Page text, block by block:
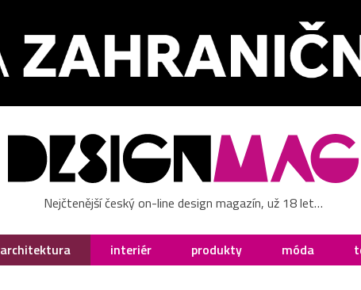
Nejčtenější český on-line design magazín, už 18 let…
architektura interiér produkty móda